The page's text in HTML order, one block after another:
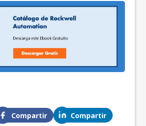
Compartir Compartir